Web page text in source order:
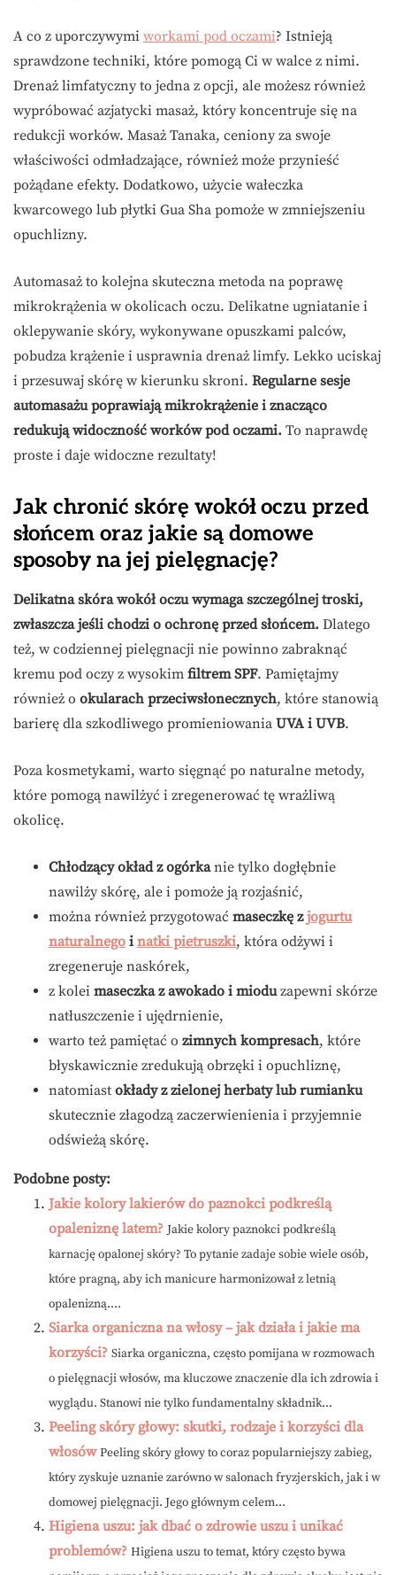
A co z uporczywymi workami pod oczami? Istnieją
sprawdzone techniki, które pomogą Ci w walce z nimi.
Drenaż limfatyczny to jedna z opcji, ale możesz również
wypróbować azjatycki masaż, który koncentruje się na
redukcji worków. Masaż Tanaka, ceniony za swoje
właściwości odmładzające, również może przynieść
pożądane efekty. Dodatkowo, użycie wałeczka
kwarcowego lub płytki Gua Sha pomoże w zmniejszeniu
opuchlizny.
Automasaż to kolejna skuteczna metoda na poprawę
mikrokrążenia w okolicach oczu. Delikatne ugniatanie i
oklepywanie skóry, wykonywane opuszkami palców,
pobudza krążenie i usprawnia drenaż limfy. Lekko uciskaj
i przesuwaj skórę w kierunku skroni. Regularne sesje
automasażu poprawiają mikrokrążenie i znacząco
redukują widoczność worków pod oczami. To naprawdę
proste i daje widoczne rezultaty!
Jak chronić skórę wokół oczu przed
słońcem oraz jakie są domowe
sposoby na jej pielęgnację?
Delikatna skóra wokół oczu wymaga szczególnej troski,
zwłaszcza jeśli chodzi o ochronę przed słońcem. Dlatego
też, w codziennej pielęgnacji nie powinno zabraknąć
kremu pod oczy z wysokim filtrem SPF. Pamiętajmy
również o okularach przeciwsłonecznych, które stanowią
barierę dla szkodliwego promieniowania UVA i UVB.
Poza kosmetykami, warto sięgnąć po naturalne metody,
które pomogą nawilżyć i zregenerować tę wrażliwą
okolicę.
Chłodzący okład z ogórkanie tylko dogłębnie
nawilży skórę, ale i pomoże ją rozjaśnić,
można również przygotować maseczkę zjogurtu
naturalnego i natki pietruszki, która odżywi i
zregeneruje naskórek,
z kolei maseczka z awokado i mioduzapewni skórze
natłuszczenie i ujędrnienie,
warto też pamiętać o zimnych kompresach, które
błyskawicznie zredukują obrzęki i opuchliznę,
natomiast okłady z zielonej herbaty lub rumianku
skutecznie złagodzą zaczerwienienia i przyjemnie
odświeżą skórę.
Podobne posty:
Jakie kolory lakierów do paznokci podkreślą
opaleniznę latem? Jakie kolory paznokci podkreślą
karnację opalonej skóry? To pytanie zadaje sobie wiele osób,
które pragną, aby ich manicure harmonizował z letnią
opalenizną....
Siarka organiczna na włosy – jak działa i jakie ma
korzyści? Siarka organiczna, często pomijana w rozmowach
o pielęgnacji włosów, ma kluczowe znaczenie dla ich zdrowia i
wyglądu. Stanowi nie tylko fundamentalny składnik...
Peeling skóry głowy: skutki, rodzaje i korzyści dla
włosów Peeling skóry głowy to coraz popularniejszy zabieg,
który zyskuje uznanie zarówno w salonach fryzjerskich, jak i w
domowej pielęgnacji. Jego głównym celem...
Higiena uszu: jak dbać o zdrowie uszu i unikać
problemów? Higiena uszu to temat, który często bywa